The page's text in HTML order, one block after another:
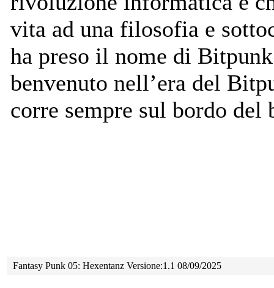
vita ad una filosofia e
ha preso il nome di
benvenuto nell’era del
corre sempre sul bordo del
Fantasy Punk 05: Hexentanz Versione:1.1 08/09/2025